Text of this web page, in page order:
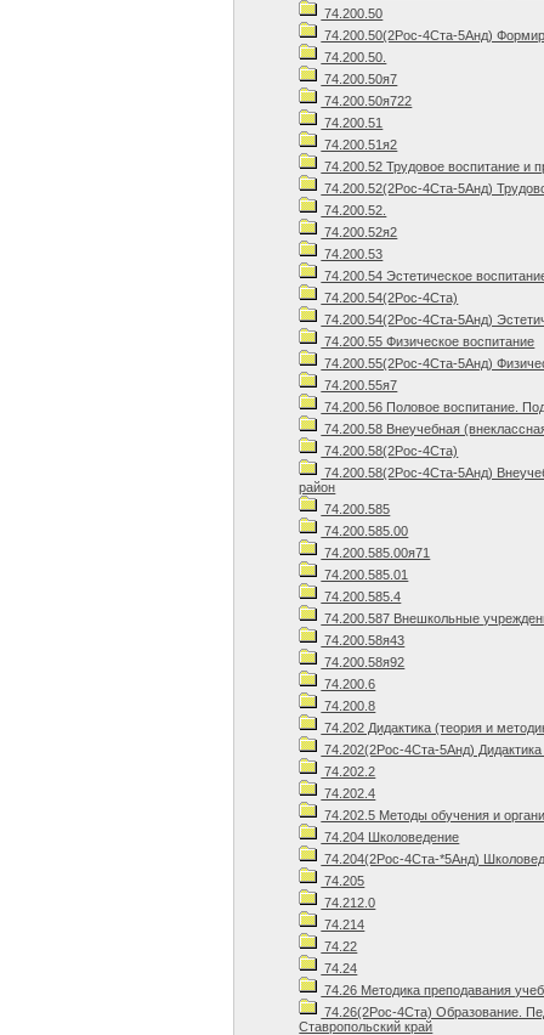
74.200.50
74.200.50(2Рос-4Ста-5Анд)
74.200.50.
74.200.50я7
74.200.50я722
74.200.51
74.200.51я2
74.200.52 Трудовое воспитание и
74.200.52(2Рос-4Ста-5Анд)
74.200.52.
74.200.52я2
74.200.53
74.200.54 Эстетическое
74.200.54(2Рос-4Ста)
74.200.54(2Рос-4Ста-5Анд)
74.200.55 Физическое воспитание
74.200.55(2Рос-4Ста-5Анд)
74.200.55я7
74.200.56 Половое воспитание.
74.200.58 Внеучебная
74.200.58(2Рос-4Ста)
74.200.58(2Рос-4Ста-5Анд)
район
74.200.585
74.200.585.00
74.200.585.00я71
74.200.585.01
74.200.585.4
74.200.587 Внешкольные
74.200.58я43
74.200.58я92
74.200.6
74.200.8
74.202 Дидактика (теория и
74.202(2Рос-4Ста-5Анд)
74.202.2
74.202.4
74.202.5 Методы обучения и
74.204 Школоведение
74.204(2Рос-4Ста-*5Анд)
74.205
74.212.0
74.214
74.22
74.24
74.26 Методика преподавания
74.26(2Рос-4Ста) Образование.
Ставропольский край